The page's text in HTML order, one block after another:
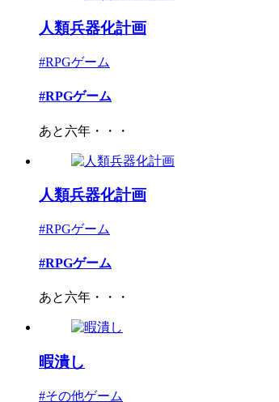
人類兵器化計画
#RPGゲーム
#RPGゲーム
あと六年・・・
人類兵器化計画
#RPGゲーム
#RPGゲーム
あと六年・・・
暇潰し
#その他ゲーム